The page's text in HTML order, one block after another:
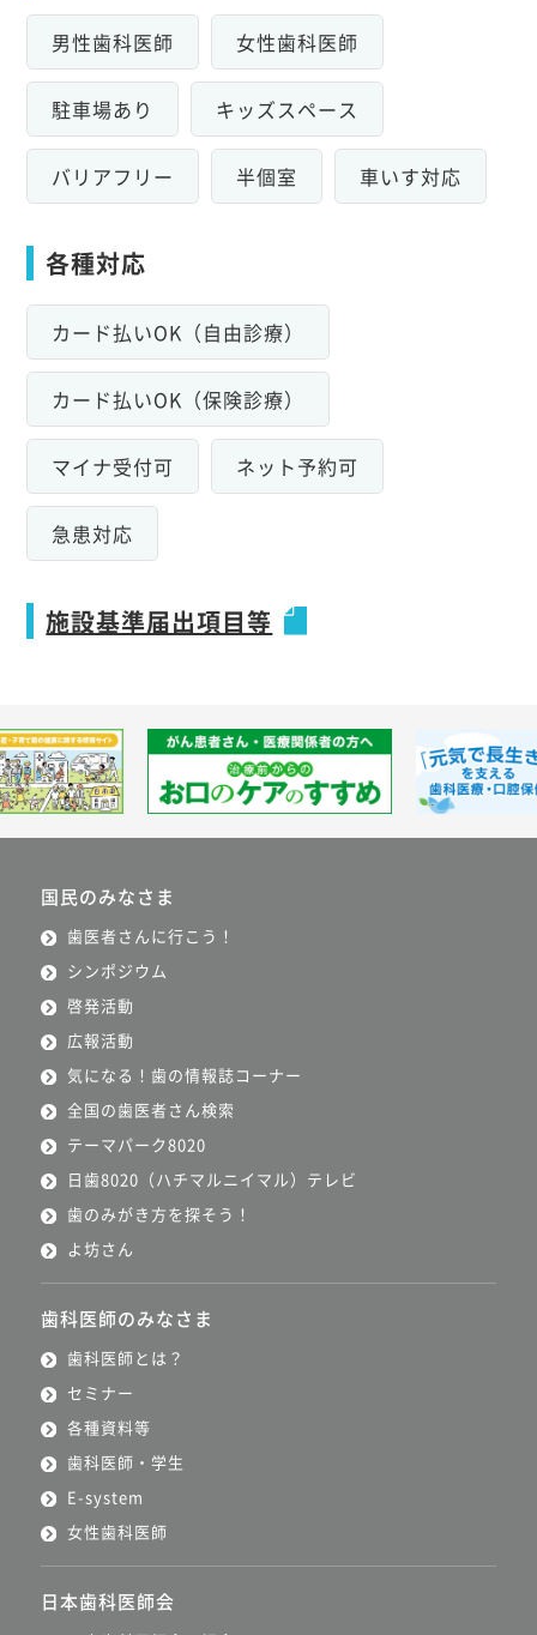
男性歯科医師 女性歯科医師
駐車場あり キッズスペース
バリアフリー 半個室 車いす対応
各種対応
カード払いOK（自由診療）
カード払いOK（保険診療）
マイナ受付可 ネット予約可
急患対応
施設基準届出項目等
国民のみなさま
歯医者さんに行こう！
シンポジウム
啓発活動
広報活動
気になる！歯の情報誌コーナー
全国の歯医者さん検索
テーマパーク8020
日歯8020（ハチマルニイマル）テレビ
歯のみがき方を探そう！
よ坊さん
歯科医師のみなさま
歯科医師とは？
セミナー
各種資料等
歯科医師・学生
E-system
女性歯科医師
日本歯科医師会